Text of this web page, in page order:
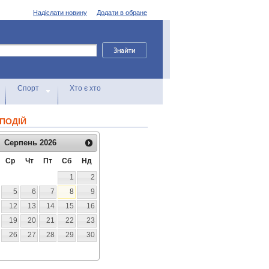
Додати в обране
Надіслати новину
Спорт Хто є хто
Серпень 2026
Ср Чт Пт Сб
Нд
1
2
5 6 7 8
9
12 13 14 15
16
19 20 21 22
23
26 27 28 29
30